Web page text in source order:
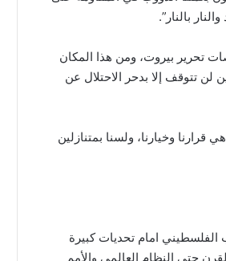
بالنار”.
تحرير بيروت، ومن هذا المكان
تتوقف إلا بدحر الاحتلال عن
وخيارنا، ولسنا بمتنازلين
امام تحديات كبيرة
حتى النظام العالمي والأمم